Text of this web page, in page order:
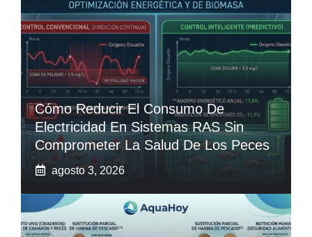
Cómo Reducir El Consumo De
Electricidad En Sistemas RAS Sin
Comprometer La Salud De Los Peces
agosto 3, 2026